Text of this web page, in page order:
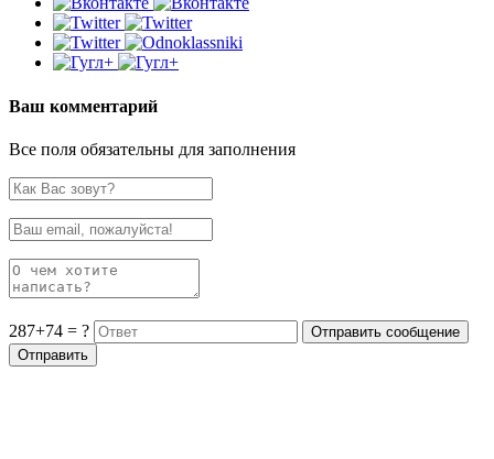
Ваш комментарий
Все поля обязательны для заполнения
287+74 = ?